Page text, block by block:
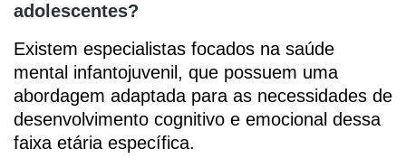
adolescentes?
Existem especialistas focados na saúde
mental infantojuvenil, que possuem uma
abordagem adaptada para as necessidades de
desenvolvimento cognitivo e emocional dessa
faixa etária específica.